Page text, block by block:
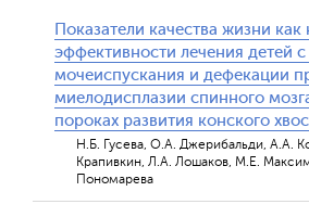
Показатели качества жизни как
эффективности лечения детей
мочеиспускания и дефекации
миелодисплазии спинного
пороках развития конского
Н.Б. Гусева, О.А. Джерибальди, А.А.
Крапивкин, Л.А. Лошаков, М.Е.
Пономарева